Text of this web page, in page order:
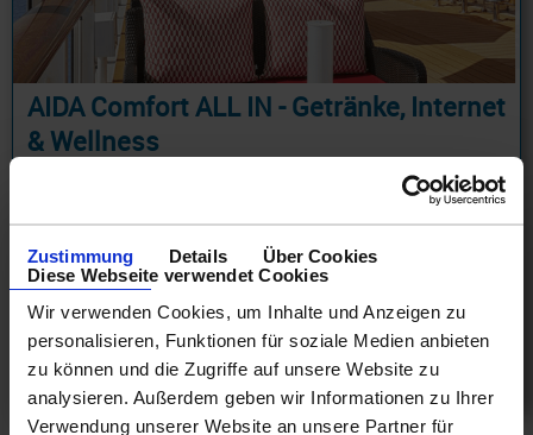
Zustimmung Details
Über Cookies
Diese Webseite verwendet Cookies
Wir verwenden Cookies, um Inhalte und Anzeigen zu
personalisieren, Funktionen für soziale Medien anbieten
zu können und die Zugriffe auf unsere Website zu
analysieren. Außerdem geben wir Informationen zu Ihrer
Verwendung unserer Website an unsere Partner für
AIDA Comfort ALL IN - Getränke, Internet
& Wellness
AIDA COMFORT ALL IN Paket Kurzreise nach Norwegen
ab Hamburg 6 Tage ab/an Hamburg + Early Check-in +
+ 2h SPA Nutzung täglich
18.08.26 - 29.10.28
ab940 €
am 18.12.27